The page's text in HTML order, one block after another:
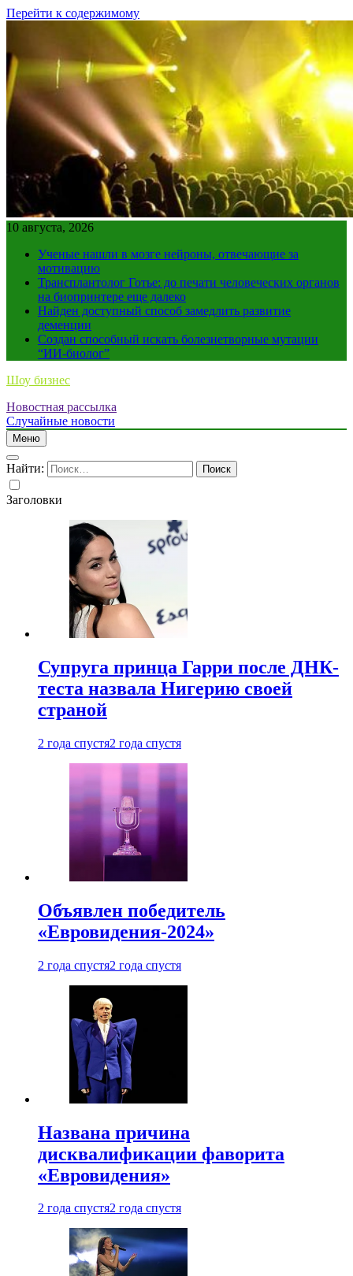
Перейти к содержимому
10 августа, 2026
Ученые нашли в мозге нейроны, отвечающие за
мотивацию
Трансплантолог Готье: до печати человеческих органов
на биопринтере еще далеко
Найден доступный способ замедлить развитие
деменции
Создан способный искать болезнетворные мутации
“ИИ-биолог”
Шоу бизнес
Новостная рассылка
Случайные новости
Меню
Найти:
Заголовки
Супруга принца Гарри после ДНК-
теста назвала Нигерию своей
страной
2 года спустя2 года спустя
Объявлен победитель
«Евровидения-2024»
2 года спустя2 года спустя
Названа причина
дисквалификации фаворита
«Евровидения»
2 года спустя2 года спустя